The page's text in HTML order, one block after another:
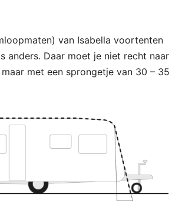
van Isabella voortenten
anders. Daar moet je niet recht naar
met een sprongetje van 30 – 35